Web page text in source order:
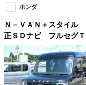
ホンダ
Ｎ－ＶＡＮ＋スタイ
正ＳＤナビ フルセグ
ィブクルーズコントロ
ーター 修復歴無 Ｂｌ